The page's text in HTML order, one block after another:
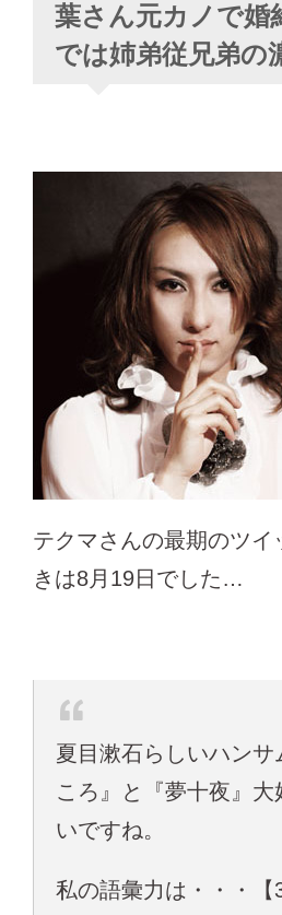
葉さん元カノで婚
では姉弟従兄弟の
テクマさんの最期のツイ
きは8月19日でした…
夏目漱石らしいハンサ
ころ』と『夢十夜』大
いですね。
私の語彙力は・・・【